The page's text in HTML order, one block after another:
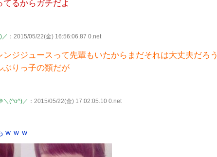
るからガチだよ
：2015/05/22(金) 16:56:06.87 0.net
ジジュースって先輩もいたからまだそれは大丈夫だろう
ぶりっ子の類だが
＼(^o^)／ ：2015/05/22(金) 17:02:05.10 0.net
ｗｗｗ